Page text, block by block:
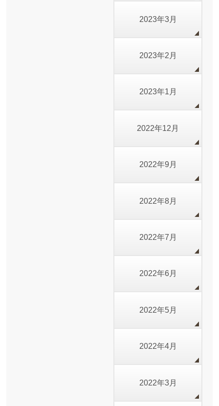
2023年3月
2023年2月
2023年1月
2022年12月
2022年9月
2022年8月
2022年7月
2022年6月
2022年5月
2022年4月
2022年3月